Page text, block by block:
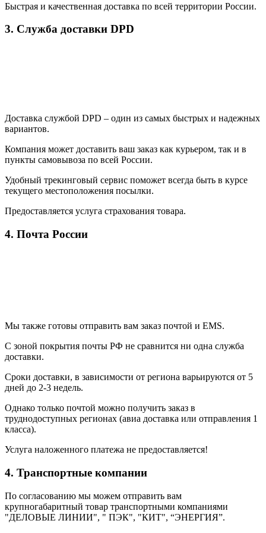
Быстрая и качественная доставка по всей территории России.
3. Служба доставки DPD
Доставка службой DPD – один из самых быстрых и надежных
вариантов.
Компания может доставить ваш заказ как курьером, так и в
пункты самовывоза по всей России.
Удобный трекинговый сервис поможет всегда быть в курсе
текущего местоположения посылки.
Предоставляется услуга страхования товара.
4. Почта России
Мы также готовы отправить вам заказ почтой и EMS.
С зоной покрытия почты РФ не сравнится ни одна служба
доставки.
Сроки доставки, в зависимости от региона варьируются от 5
дней до 2-3 недель.
Однако только почтой можно получить заказ в
труднодоступных регионах (авиа доставка или отправления 1
класса).
Услуга наложенного платежа не предоставляется!
4. Транспортные компании
По согласованию мы можем отправить вам
крупногабаритный товар транспортными компаниями
"ДЕЛОВЫЕ ЛИНИИ", " ПЭК", "КИТ", “ЭНЕРГИЯ”.